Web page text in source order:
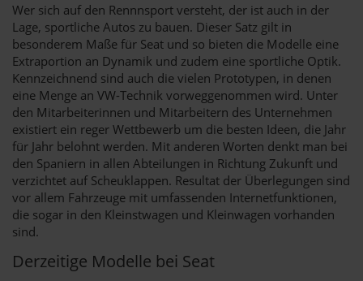
Wer sich auf den Rennnsport versteht, der ist auch in der
Lage, sportliche Autos zu bauen. Dieser Satz gilt in
besonderem Maße für Seat und so bieten die Modelle eine
Extraportion an Dynamik und zudem eine sportliche Optik.
Kennzeichnend sind auch die vielen Prototypen, in denen
eine Menge an VW-Technik vorweggenommen wird. Unter
den Mitarbeiterinnen und Mitarbeitern des Unternehmen
existiert ein reger Wettbewerb um die besten Ideen, die Jahr
für Jahr belohnt werden. Mit anderen Worten denkt man bei
den Spaniern in allen Abteilungen in Richtung Zukunft und
verzichtet auf Scheuklappen. Resultat der Überlegungen sind
vor allem Fahrzeuge mit umfassenden Internetfunktionen,
die sogar in den Kleinstwagen und Kleinwagen vorhanden
sind.
Derzeitige Modelle bei Seat